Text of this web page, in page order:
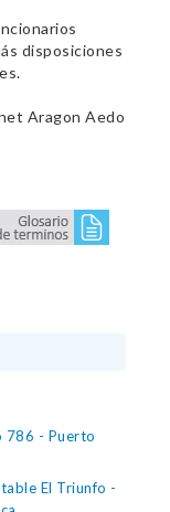
disposiciones
Aragon Aedo
786 - Puerto
El Triunfo -